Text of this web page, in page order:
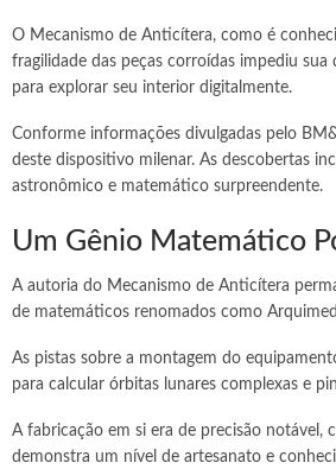
O Mecanismo de Anticítera, como é
fragilidade das peças corroídas impediu
para explorar seu interior digitalmente.
Conforme informações divulgadas pelo
deste dispositivo milenar. As descobertas
astronômico e matemático surpreendente.
Um Gênio Matemático
A autoria do Mecanismo de Anticítera
de matemáticos renomados como
As pistas sobre a montagem do
para calcular órbitas lunares complexas e
A fabricação em si era de precisão notável,
demonstra um nível de artesanato e